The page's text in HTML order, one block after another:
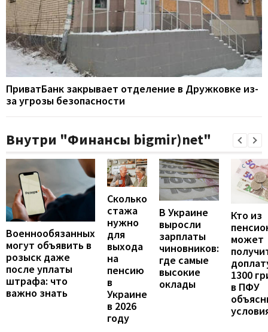
ПриватБанк закрывает отделение в Дружковке из-
за угрозы безопасности
Внутри "Финансы bigmir)net"
Военнообязанных
могут объявить в
розыск даже
после уплаты
штрафа: что
важно знать
Сколько
стажа
нужно
для
выхода
на
пенсию
в
Украине
в 2026
году
В Украине
выросли
зарплаты
чиновников:
где самые
высокие
оклады
Кто из
может
1300
в ПФУ